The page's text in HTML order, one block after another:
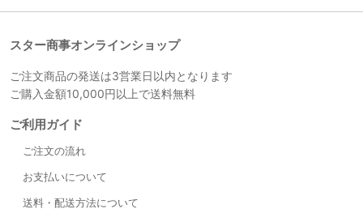
スター商事オンラインショップ
ご注文商品の発送は3営業日以内となります
ご購入金額10,000円以上で送料無料
ご利用ガイド
ご注文の流れ
お支払いについて
送料・配送方法について